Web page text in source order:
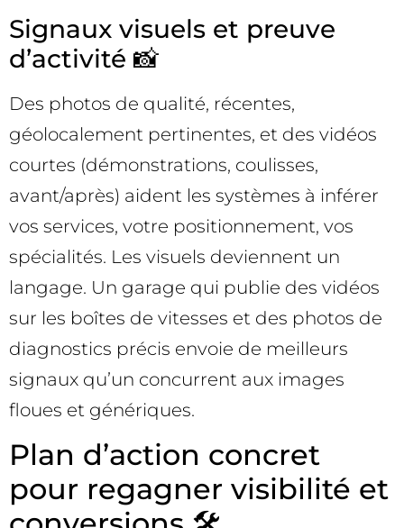
Signaux visuels et preuve
d’activité 📸
Des photos de qualité, récentes,
géolocalement pertinentes, et des vidéos
courtes (démonstrations, coulisses,
avant/après) aident les systèmes à inférer
vos services, votre positionnement, vos
spécialités. Les visuels deviennent un
langage. Un garage qui publie des vidéos
sur les boîtes de vitesses et des photos de
diagnostics précis envoie de meilleurs
signaux qu’un concurrent aux images
floues et génériques.
Plan d’action concret
pour regagner visibilité et